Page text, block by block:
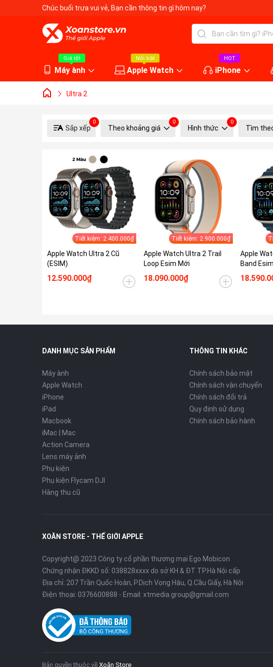
Chúc buổi trưa vui vẻ, Bạn cần thông tin gì hôm nay?
Giá tốt
Máy ành
Nổi bật
Apple Watch
HOT
iPhone
Ultra 2
Sắp xếp
0
Theo khoảng giá
0
Hình thức
0
Tìm
Tiết kiệm: 2.400.000₫
Apple Watch Ultra 2 Cũ
(ESIM)
12.590.000₫
Tiết kiệm: 2.900.000₫
Apple Watch Ultra 2 Trail
Loop Esim Mới
18.090.000₫
Apple
Band
DANH MỤC SẢN PHẨM
Máy ành
Apple Watch
iPhone
iPad
Macbook
iMac | Mac
Action Camera
Lens máy ảnh
Phụ kiện
Phụ kiện Flycam DJI
Hàng thu cũ
THÔNG TIN KHÁC
Chính sách bảo mật
Chính sách vận chuyển
Chính sách đổi trả
Quy định sử dụng
Chính sách bảo hành
XOĂN STORE - THẾ GIỚI APPLE
Copyright@ 2023 Công ty cổ phần thương mại Ego Mobicon
Chứng nhận ĐKKD số: 038828xxxx do sở KH & ĐT TP.Hà Nội cấp
Địa chỉ: 207 Trần Quốc Hoàn, P.Dịch Vọng Hậu, Q.Cầu Giấy, Hà Nội
Điện thoại: 0376600888 - Email: xtmedia.group@gmail.com
Bản quyền thuộc về Xoăn Store